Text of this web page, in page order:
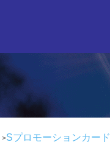
Sプロモーションカード